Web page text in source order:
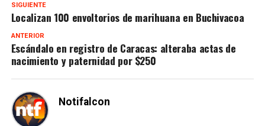
SIGUIENTE
Localizan 100 envoltorios de marihuana en Buchivacoa
ANTERIOR
Escándalo en registro de Caracas: alteraba actas de
nacimiento y paternidad por $250
Notifalcon